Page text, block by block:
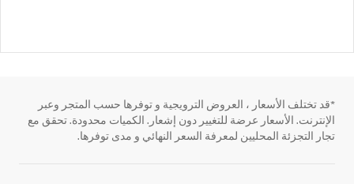
*قد تختلف الأسعار ، العروض الترويجية و توفرها حسب المتجر وعبر
الإنترنت. الأسعار عرضة للتغيير دون إشعار. الكميات محدودة. تحقق مع
تجار التجزئة المحليين لمعرفة السعر النهائي و مدى توفرها.